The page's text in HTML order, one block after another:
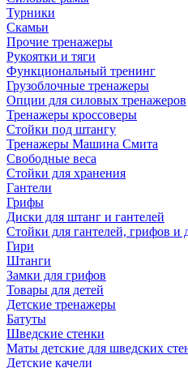
Турники
Скамьи
Прочие тренажеры
Рукоятки и тяги
Функциональный тренинг
Грузоблочные тренажеры
Опции для силовых тренажеров
Тренажеры кроссоверы
Стойки под штангу
Тренажеры Машина Смита
Свободные веса
Стойки для хранения
Гантели
Грифы
Диски для штанг и гантелей
Стойки для гантелей, грифов и
Гири
Штанги
Замки для грифов
Товары для детей
Детские тренажеры
Батуты
Шведские стенки
Маты детские для шведских
Детские качели